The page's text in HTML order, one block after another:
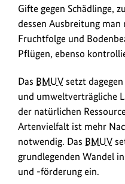
Gifte gegen Schädlinge,
dessen Ausbreitung
Fruchtfolge und
Pflügen, ebenso
Das BMUV setzt
und umweltverträgliche
der natürlichen
Artenvielfalt ist mehr
notwendig. Das BMUV
grundlegenden Wandel
und -förderung ein.